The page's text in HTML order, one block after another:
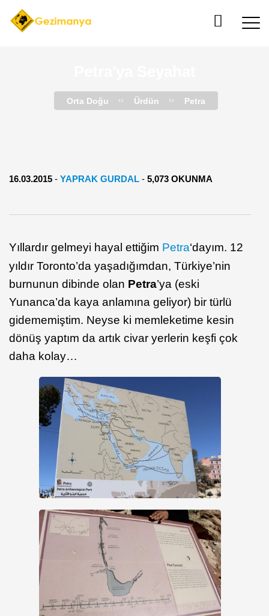
Orta Doğu Ürdün Petra
16.03.2015 - YAPRAK GURDAL - 5,073 OKUNMA
Yıllardır gelmeyi hayal ettiğim Petra‘dayım. 12
yıldır Toronto’da yaşadığımdan, Türkiye’nin
burnunun dibinde olan Petra’ya (eski
Yunanca’da kaya anlamına geliyor) bir türlü
gidememiştim. Neyse ki memleketime kesin
dönüş yaptım da artık civar yerlerin keşfi çok
daha kolay…